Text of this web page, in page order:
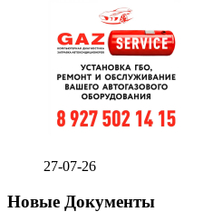
27-07-26
Новые Документы